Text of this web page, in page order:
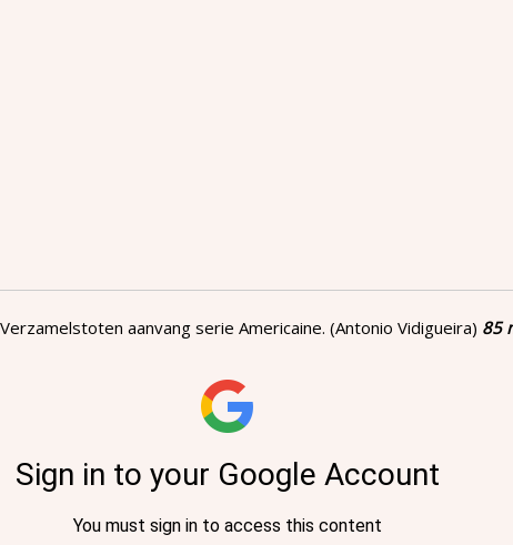
aanvang serie Americaine. (Antonio Vidigueira) 85